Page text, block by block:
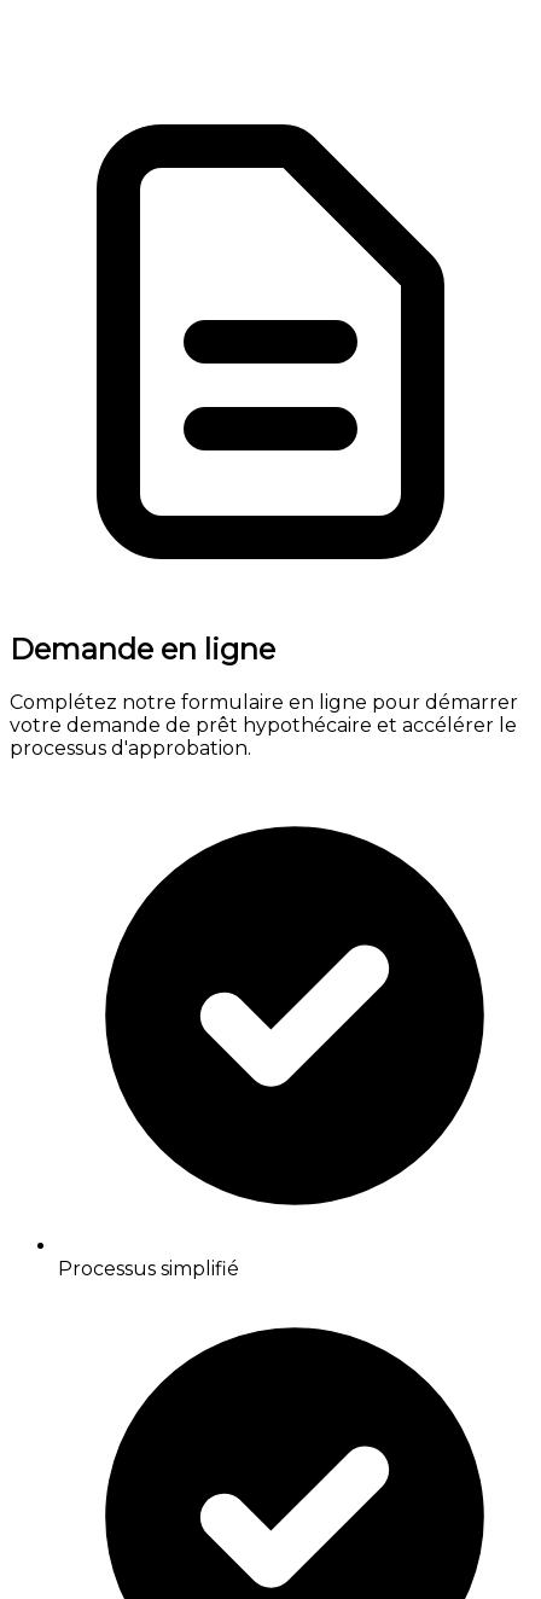
Demande en ligne
Complétez notre formulaire en ligne pour démarrer
votre demande de prêt hypothécaire et accélérer le
processus d'approbation.
Processus simplifié